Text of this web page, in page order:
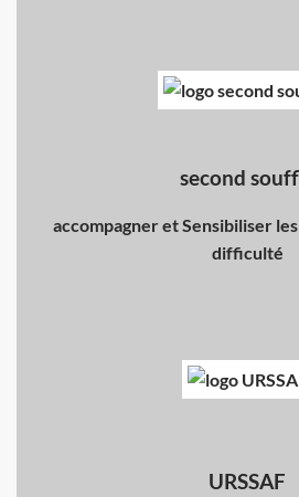
second
accompagner et Sensibiliser
difficulté
URSSAF